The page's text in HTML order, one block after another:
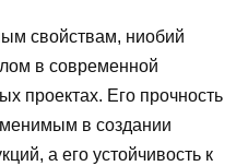
свойствам, ниобий
в современной
проектах. Его прочность
в создании
а его устойчивость к